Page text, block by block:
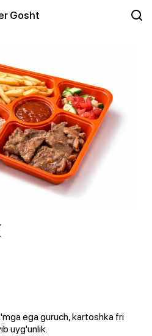
Gosht
ega guruch, kartoshka fri
uyg'unlik.